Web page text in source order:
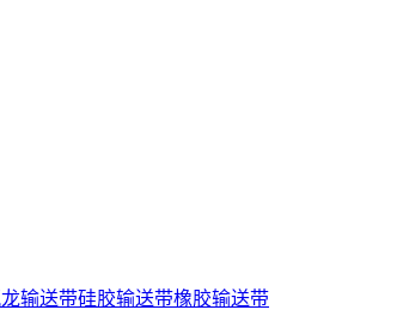
输送带硅胶输送带橡胶输送带